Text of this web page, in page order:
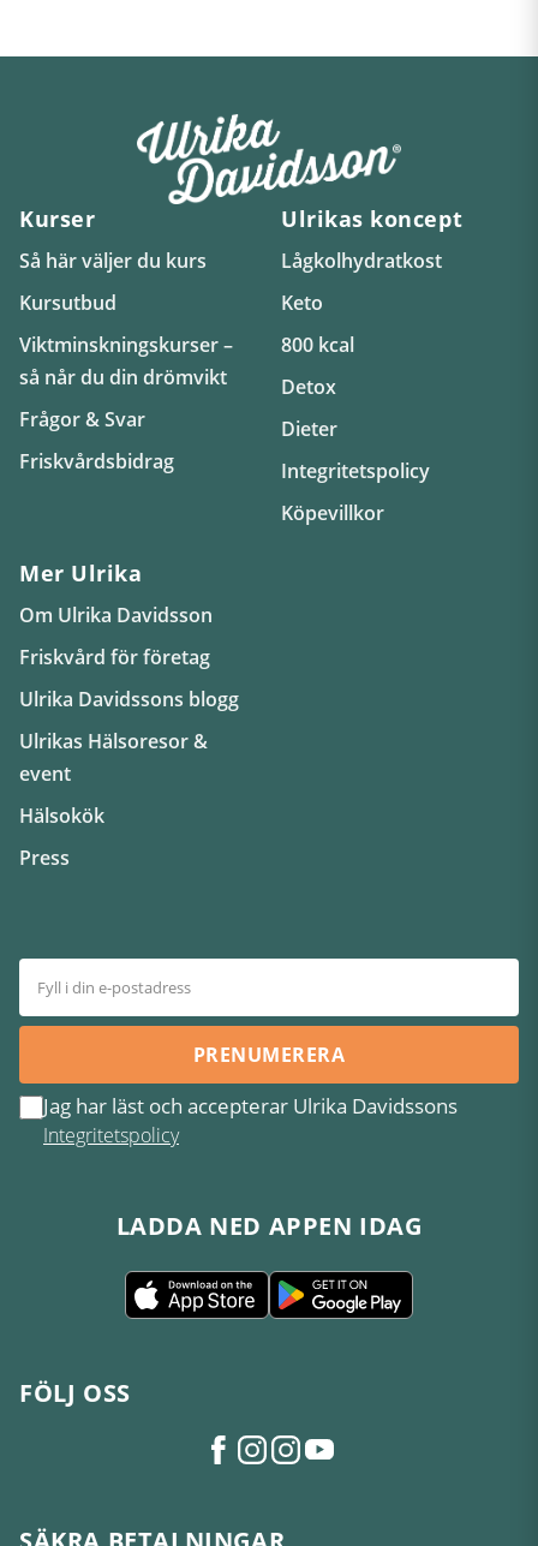
Kurser
Så här väljer du kurs
Kursutbud
Viktminskningskurser –
så når du din drömvikt
Frågor & Svar
Friskvårdsbidrag
Ulrikas koncept
Lågkolhydratkost
Keto
800 kcal
Detox
Dieter
Integritetspolicy
Köpevillkor
Mer Ulrika
Om Ulrika Davidsson
Friskvård för företag
Ulrika Davidssons blogg
Ulrikas Hälsoresor &
event
Hälsokök
Press
PRENUMERERA
Jag har läst och accepterar Ulrika Davidssons
Integritetspolicy
LADDA NED APPEN IDAG
FÖLJ OSS